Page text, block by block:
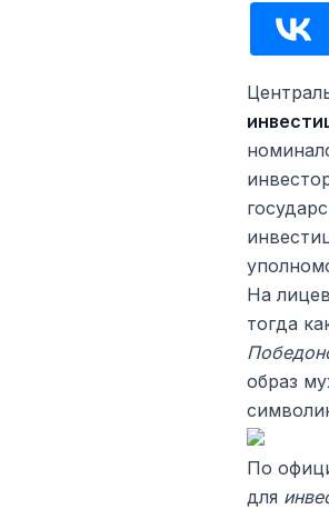
На
тогда
образ
По
для